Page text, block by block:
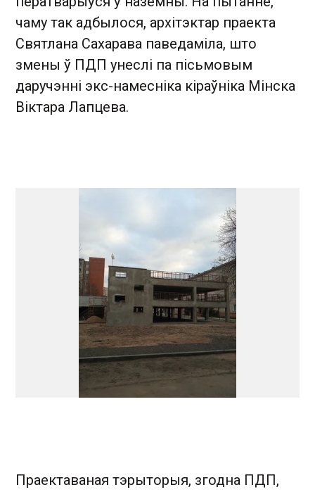
чаму так адбылося, архітэктар праекта
Святлана Сахарава паведаміла, што
змены ў ПДП унеслі па пісьмовым
даручэнні экс-намесніка кіраўніка Мінска
Віктара Лапцева.
Праектаваная тэрыторыя, згодна ПДП,